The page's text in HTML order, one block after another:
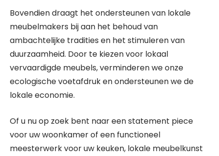
Bovendien draagt het ondersteunen van lokale
meubelmakers bij aan het behoud van
ambachtelijke tradities en het stimuleren van
duurzaamheid. Door te kiezen voor lokaal
vervaardigde meubels, verminderen we onze
ecologische voetafdruk en ondersteunen we de
lokale economie.
Of u nu op zoek bent naar een statement piece
voor uw woonkamer of een functioneel
meesterwerk voor uw keuken, lokale meubelkunst